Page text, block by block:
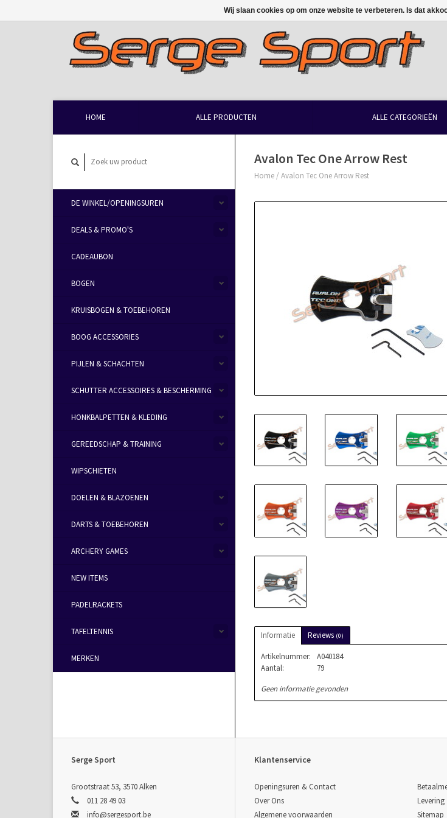
HOME ALLE PRODUCTEN ALLE CATEGORIEËN
DE WINKEL/OPENINGSUREN
DEALS & PROMO'S
CADEAUBON
BOGEN
KRUISBOGEN & TOEBEHOREN
BOOG ACCESSORIES
PIJLEN & SCHACHTEN
SCHUTTER ACCESSOIRES & BESCHERMING
HONKBALPETTEN & KLEDING
GEREEDSCHAP & TRAINING
WIPSCHIETEN
DOELEN & BLAZOENEN
DARTS & TOEBEHOREN
ARCHERY GAMES
NEW ITEMS
PADELRACKETS
TAFELTENNIS
MERKEN
Avalon Tec One Arrow Rest
Home / Avalon Tec One Arrow Rest
Informatie Reviews (0)
Artikelnummer:
A040184
Aantal:
79
Geen informatie gevonden
Serge Sport
Grootstraat 53, 3570 Alken
011 28 49 03
info@sergesport.be
Klantenservice
Openingsuren & Contact
Over Ons
Algemene voorwaarden
Levering
Sitemap
Wij slaan cookies op om onze website te verbeteren. Is dat